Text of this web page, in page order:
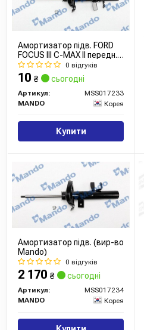
Амортизатор підв. FORD
FOCUS III C-MAX II передн.
прав. (вир-во Mando)
0 відгуків
10 ₴ сьогодні
Артикул:
MSS017233
MANDO
Корея
Купити
Амортизатор підв. (вир-во
Mando)
0 відгуків
2 170 ₴ сьогодні
Артикул:
MSS017234
MANDO
Корея